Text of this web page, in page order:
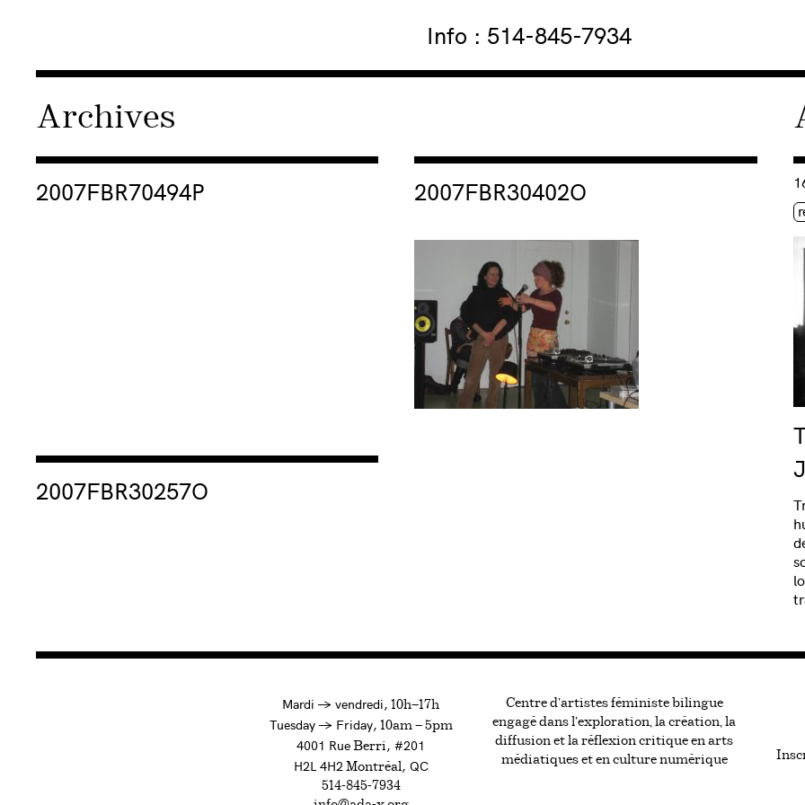
Info : 514-845-7934
Archives
2007FBR70494P 2007FBR30402O
2007FBR30257O
Mardi →àvendredi, 10h—17h
Tuesday →to
Friday, 10am — 5pm
4001 Rue Berri, #201
H2L 4H2Montréal, QC
514-845-7934
Centre d’artistes féministe bilingue
engagé dans l’exploration, la création, la
diffusion et la réflexion critique en arts
médiatiques et en culture numérique